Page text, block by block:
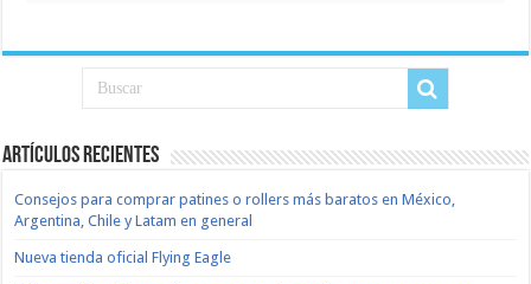
Artículos recientes
Consejos para comprar patines o rollers más baratos en México,
Argentina, Chile y Latam en general
Nueva tienda oficial Flying Eagle